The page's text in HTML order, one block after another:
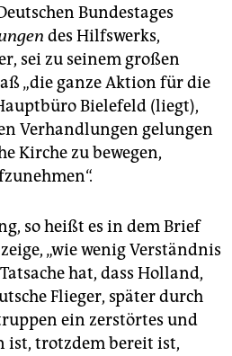
Bundestages
des Hilfswerks,
sei zu seinem großen
„die ganze Aktion für die
Bielefeld (liegt),
Verhandlungen gelungen
Kirche zu bewegen,
so heißt es in dem Brief
„wie wenig Verständnis
hat, dass Holland,
Flieger, später durch
ein zerstörtes und
ist, trotzdem bereit ist,